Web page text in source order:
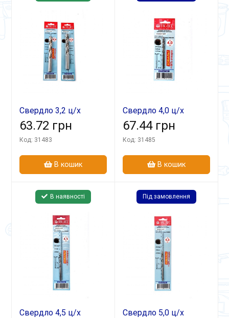
Свердло 3,2 ц/х
середня серія
Р6М5К5 А1в блістері
63.72 грн
Код: 31483
В кошик
Свердло 4,0 ц/х
середня серія
Р6М5К5 А1в блістері
67.44 грн
Код: 31485
В кошик
В наявності
Свердло 4,5 ц/х
Під замовлення
Свердло 5,0 ц/х